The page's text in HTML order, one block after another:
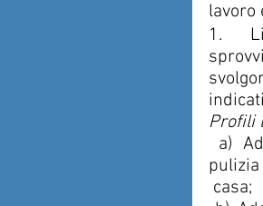
lavoro
1.
Profili
casa;